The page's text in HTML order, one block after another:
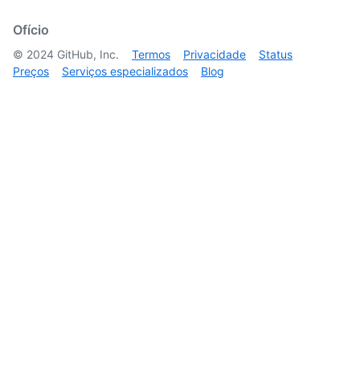
Ofício
© 2024 GitHub, Inc. Termos Privacidade
Status
Preços
Serviços especializados Blog